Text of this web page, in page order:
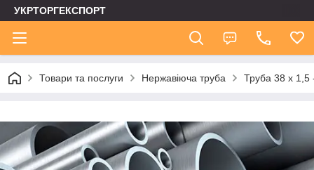
УКРТОРГЕКСПОРТ
Товари та послуги Нержавіюча труба Труба 38 х 1,5